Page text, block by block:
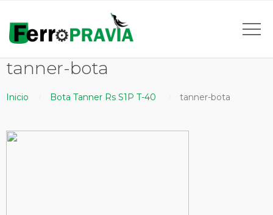
tanner-bota
Inicio Bota Tanner Rs S1P T-40 tanner-bota